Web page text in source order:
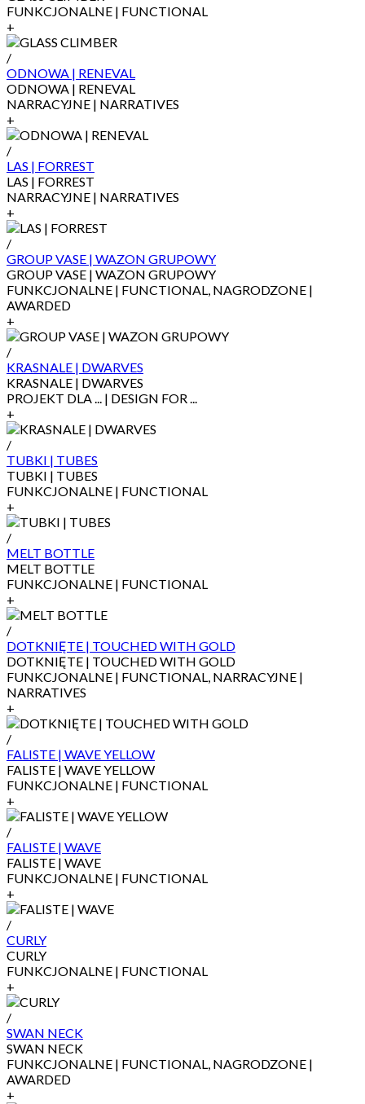
FUNKCJONALNE | FUNCTIONAL
+
/
ODNOWA | RENEVAL
ODNOWA | RENEVAL
NARRACYJNE | NARRATIVES
+
/
LAS | FORREST
LAS | FORREST
NARRACYJNE | NARRATIVES
+
/
GROUP VASE | WAZON GRUPOWY
GROUP VASE | WAZON GRUPOWY
FUNKCJONALNE | FUNCTIONAL, NAGRODZONE |
AWARDED
+
/
KRASNALE | DWARVES
KRASNALE | DWARVES
PROJEKT DLA ... | DESIGN FOR ...
+
/
TUBKI | TUBES
TUBKI | TUBES
FUNKCJONALNE | FUNCTIONAL
+
/
MELT BOTTLE
MELT BOTTLE
FUNKCJONALNE | FUNCTIONAL
+
/
DOTKNIĘTE | TOUCHED WITH GOLD
DOTKNIĘTE | TOUCHED WITH GOLD
FUNKCJONALNE | FUNCTIONAL, NARRACYJNE |
NARRATIVES
+
/
FALISTE | WAVE YELLOW
FALISTE | WAVE YELLOW
FUNKCJONALNE | FUNCTIONAL
+
/
FALISTE | WAVE
FALISTE | WAVE
FUNKCJONALNE | FUNCTIONAL
+
/
CURLY
CURLY
FUNKCJONALNE | FUNCTIONAL
+
/
SWAN NECK
SWAN NECK
FUNKCJONALNE | FUNCTIONAL, NAGRODZONE |
AWARDED
+